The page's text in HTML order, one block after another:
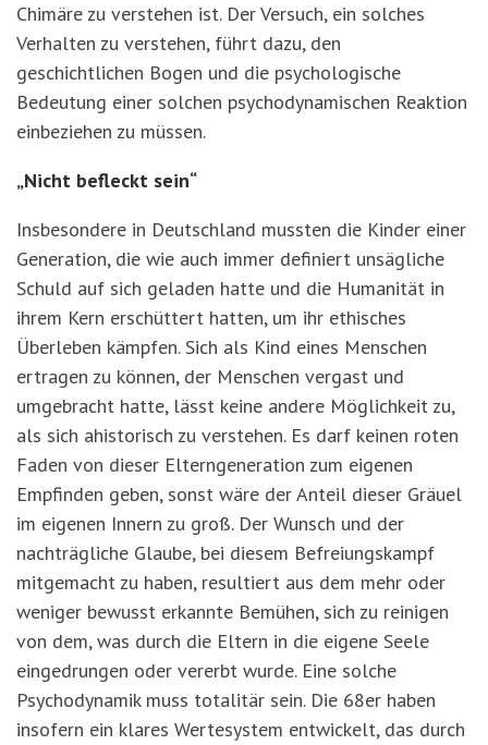
Chimäre zu verstehen ist. Der Versuch, ein solches
Verhalten zu verstehen, führt dazu, den
geschichtlichen Bogen und die psychologische
Bedeutung einer solchen psychodynamischen Reaktion
einbeziehen zu müssen.
„Nicht befleckt sein“
Insbesondere in Deutschland mussten die Kinder einer
Generation, die wie auch immer definiert unsägliche
Schuld auf sich geladen hatte und die Humanität in
ihrem Kern erschüttert hatten, um ihr ethisches
Überleben kämpfen. Sich als Kind eines Menschen
ertragen zu können, der Menschen vergast und
umgebracht hatte, lässt keine andere Möglichkeit zu,
als sich ahistorisch zu verstehen. Es darf keinen roten
Faden von dieser Elterngeneration zum eigenen
Empfinden geben, sonst wäre der Anteil dieser Gräuel
im eigenen Innern zu groß. Der Wunsch und der
nachträgliche Glaube, bei diesem Befreiungskampf
mitgemacht zu haben, resultiert aus dem mehr oder
weniger bewusst erkannte Bemühen, sich zu reinigen
von dem, was durch die Eltern in die eigene Seele
eingedrungen oder vererbt wurde. Eine solche
Psychodynamik muss totalitär sein. Die 68er haben
insofern ein klares Wertesystem entwickelt, das durch